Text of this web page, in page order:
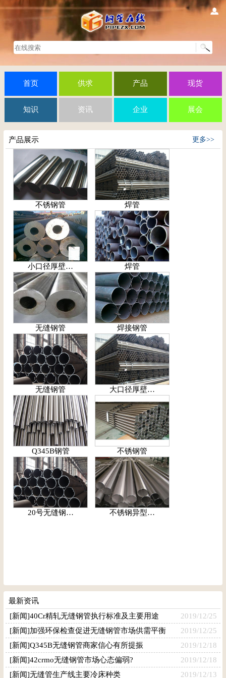
首页 供求 产品 现货
知识 资讯 企业 展会
产品展示 更多>>
不锈钢管 焊管
小口径厚壁… 焊管
无缝钢管 焊接钢管
无缝钢管 大口径厚壁…
Q345B钢管 不锈钢管
20号无缝钢… 不锈钢异型…
最新资讯
[新闻]40Cr精轧无缝钢管执行标准及主要用途
2019/12/25
[新闻]加强环保检查促进无缝钢管市场供需平衡
2019/12/25
[新闻]Q345B无缝钢管商家信心有所提振
2019/12/18
[新闻]42crmo无缝钢管市场心态偏弱?
2019/12/18
[新闻]无缝管生产线主要冷床种类
2019/12/13